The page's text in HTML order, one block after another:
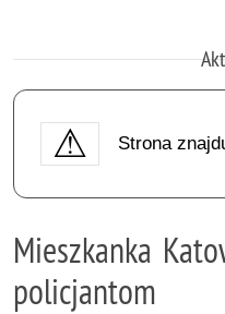
Strona
Mieszkanka
policjantom